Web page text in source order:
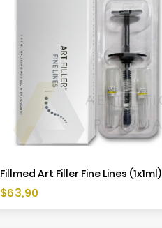
Fillmed Art Filler Fine Lines (1x1ml)
Preis
$63,90